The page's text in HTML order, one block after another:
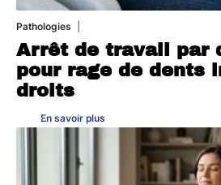
Pathologies
Arrêt de travail par
pour rage de dents
droits
En savoir plus